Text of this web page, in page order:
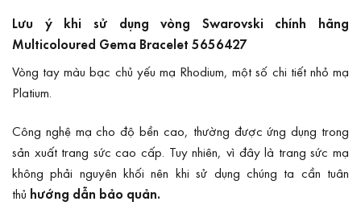
Lưu ý khi sử dụng vòng Swarovski chính hãng
Multicoloured Gema Bracelet 5656427
Vòng tay màu bạc chủ yếu mạ Rhodium, một số chi tiết nhỏ mạ
Platium.
Công nghệ mạ cho độ bền cao, thường được ứng dụng trong
sản xuất trang sức cao cấp. Tuy nhiên, vì đây là trang sức mạ
không phải nguyên khối nên khi sử dụng chúng ta cần tuân
thủ hướng dẫn bảo quản.